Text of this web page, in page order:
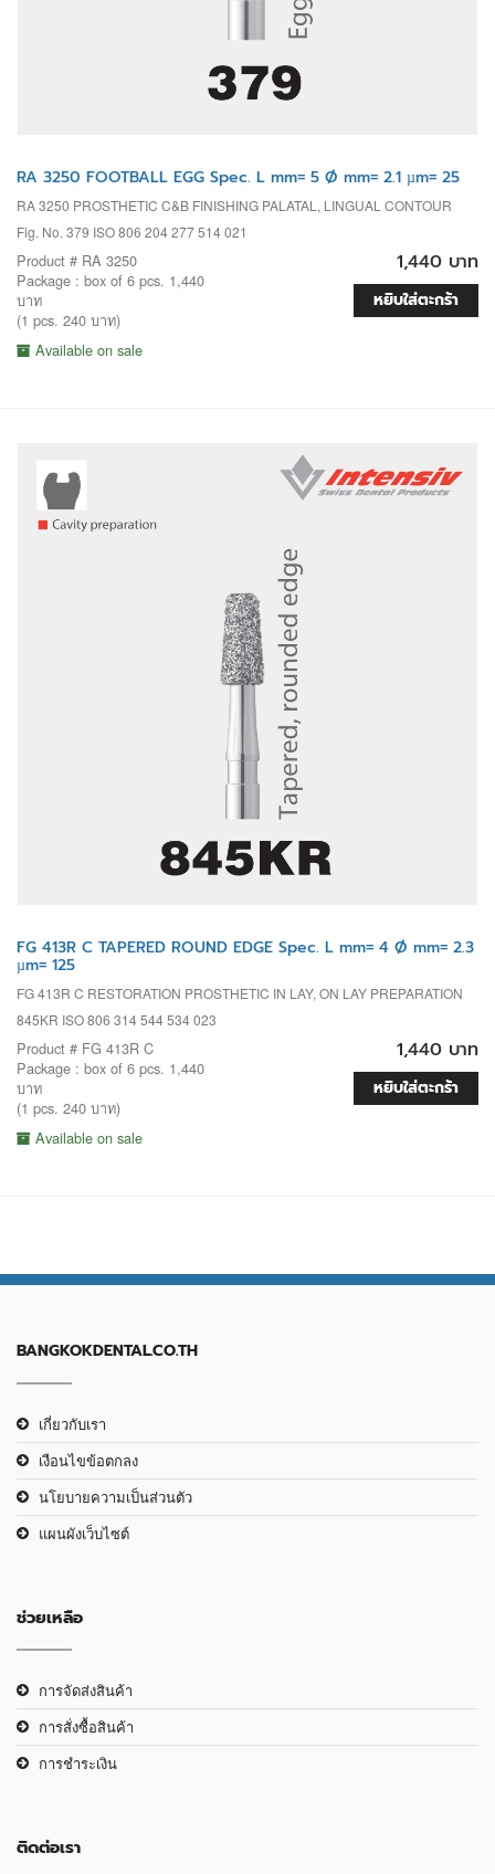
RA 3250 FOOTBALL EGG Spec. L mm= 5 Ø mm= 2.1 µm= 25
RA 3250 PROSTHETIC C&B FINISHING PALATAL, LINGUAL CONTOUR
Fig. No. 379 ISO 806 204 277 514 021
Product # RA 3250
Package : box of 6 pcs. 1,440
บาท
(1 pcs. 240 บาท)
Available on sale
1,440 บาท
หยิบใส่ตะกร้า
FG 413R C TAPERED ROUND EDGE Spec. L mm= 4 Ø mm= 2.3
µm= 125
FG 413R C RESTORATION PROSTHETIC IN LAY, ON LAY PREPARATION
845KR ISO 806 314 544 534 023
Product # FG 413R C
Package : box of 6 pcs. 1,440
บาท
(1 pcs. 240 บาท)
Available on sale
1,440 บาท
หยิบใส่ตะกร้า
BANGKOKDENTAL.CO.TH
เกี่ยวกับเรา
เงือนไขข้อตกลง
นโยบายความเป็นส่วนตัว
แผนผังเว็บไซต์
ช่วยเหลือ
การจัดส่งสินค้า
การสั่งซื้อสินค้า
การชำระเงิน
ติดต่อเรา